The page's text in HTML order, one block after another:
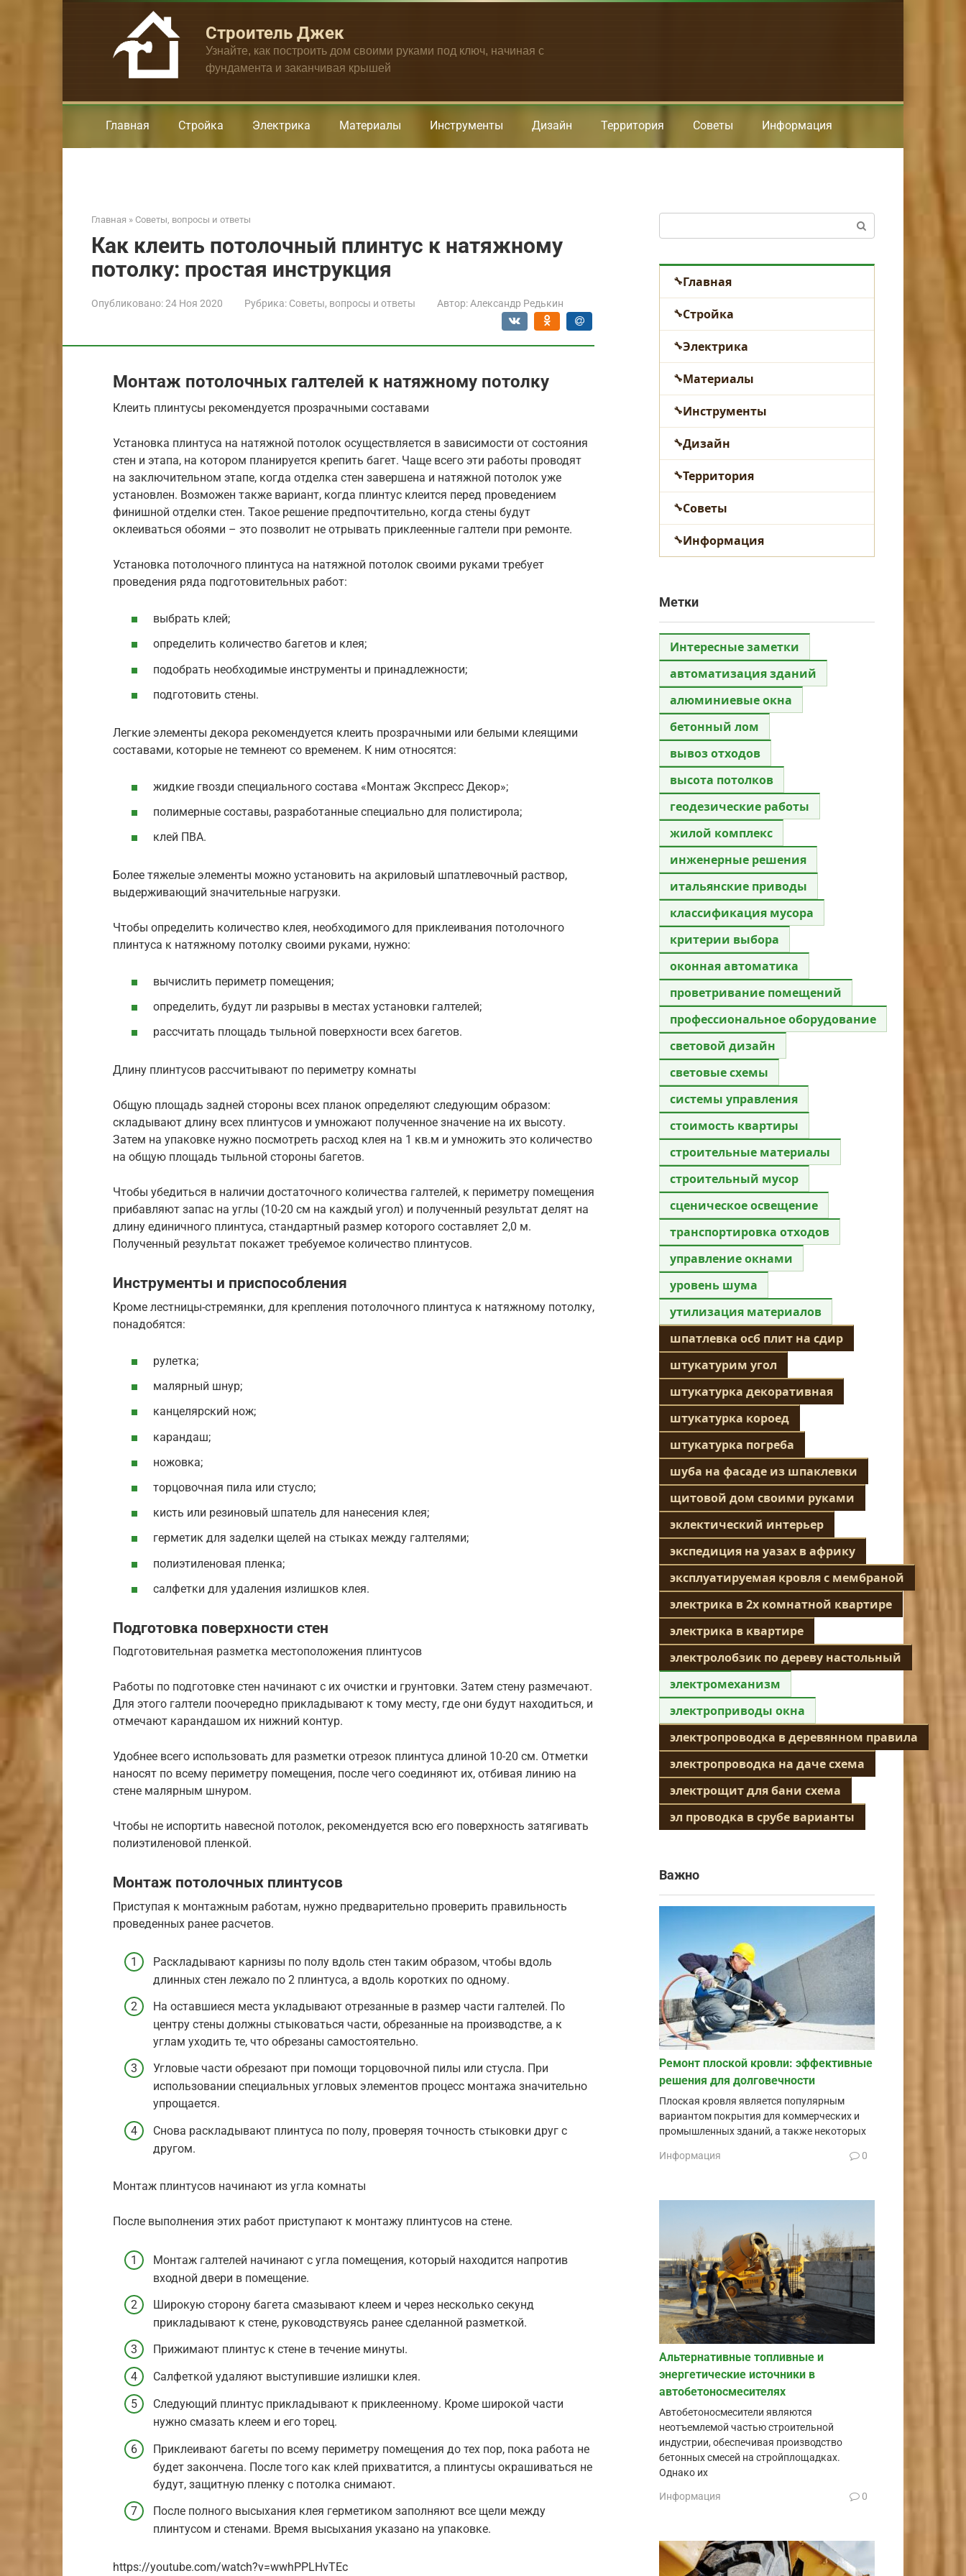
Строитель Джек
Узнайте, как построить дом своими руками под ключ, начиная с
фундамента и заканчивая крышей
Главная Стройка Электрика Материалы Инструменты Дизайн Территория Советы Информация
Главная » Советы, вопросы и ответы
Как клеить потолочный плинтус к натяжному
потолку: простая инструкция
Опубликовано:24 Ноя 2020 Рубрика: Советы, вопросы и ответы Автор: Александр Редькин
Монтаж потолочных галтелей к натяжному потолку
Клеить плинтусы рекомендуется прозрачными составами
Установка плинтуса на натяжной потолок осуществляется в зависимости от состояния
стен и этапа, на котором планируется крепить багет. Чаще всего эти работы проводят
на заключительном этапе, когда отделка стен завершена и натяжной потолок уже
установлен. Возможен также вариант, когда плинтус клеится перед проведением
финишной отделки стен. Такое решение предпочтительно, когда стены будут
оклеиваться обоями – это позволит не отрывать приклеенные галтели при ремонте.
Установка потолочного плинтуса на натяжной потолок своими руками требует
проведения ряда подготовительных работ:
выбрать клей;
определить количество багетов и клея;
подобрать необходимые инструменты и принадлежности;
подготовить стены.
Легкие элементы декора рекомендуется клеить прозрачными или белыми клеящими
составами, которые не темнеют со временем. К ним относятся:
жидкие гвозди специального состава «Монтаж Экспресс Декор»;
полимерные составы, разработанные специально для полистирола;
клей ПВА.
Более тяжелые элементы можно установить на акриловый шпатлевочный раствор,
выдерживающий значительные нагрузки.
Чтобы определить количество клея, необходимого для приклеивания потолочного
плинтуса к натяжному потолку своими руками, нужно:
вычислить периметр помещения;
определить, будут ли разрывы в местах установки галтелей;
рассчитать площадь тыльной поверхности всех багетов.
Длину плинтусов рассчитывают по периметру комнаты
Общую площадь задней стороны всех планок определяют следующим образом:
складывают длину всех плинтусов и умножают полученное значение на их высоту.
Затем на упаковке нужно посмотреть расход клея на 1 кв.м и умножить это количество
на общую площадь тыльной стороны багетов.
Чтобы убедиться в наличии достаточного количества галтелей, к периметру помещения
прибавляют запас на углы (10-20 см на каждый угол) и полученный результат делят на
длину единичного плинтуса, стандартный размер которого составляет 2,0 м.
Полученный результат покажет требуемое количество плинтусов.
Инструменты и приспособления
Кроме лестницы-стремянки, для крепления потолочного плинтуса к натяжному потолку,
понадобятся:
рулетка;
малярный шнур;
канцелярский нож;
карандаш;
ножовка;
торцовочная пила или стусло;
кисть или резиновый шпатель для нанесения клея;
герметик для заделки щелей на стыках между галтелями;
полиэтиленовая пленка;
салфетки для удаления излишков клея.
Подготовка поверхности стен
Подготовительная разметка местоположения плинтусов
Работы по подготовке стен начинают с их очистки и грунтовки. Затем стену размечают.
Для этого галтели поочередно прикладывают к тому месту, где они будут находиться, и
отмечают карандашом их нижний контур.
Удобнее всего использовать для разметки отрезок плинтуса длиной 10-20 см. Отметки
наносят по всему периметру помещения, после чего соединяют их, отбивая линию на
стене малярным шнуром.
Чтобы не испортить навесной потолок, рекомендуется всю его поверхность затягивать
полиэтиленовой пленкой.
Монтаж потолочных плинтусов
Приступая к монтажным работам, нужно предварительно проверить правильность
проведенных ранее расчетов.
Раскладывают карнизы по полу вдоль стен таким образом, чтобы вдоль
длинных стен лежало по 2 плинтуса, а вдоль коротких по одному.
На оставшиеся места укладывают отрезанные в размер части галтелей. По
центру стены должны стыковаться части, обрезанные на производстве, а к
углам уходить те, что обрезаны самостоятельно.
Угловые части обрезают при помощи торцовочной пилы или стусла. При
использовании специальных угловых элементов процесс монтажа значительно
упрощается.
Снова раскладывают плинтуса по полу, проверяя точность стыковки друг с
другом.
Монтаж плинтусов начинают из угла комнаты
После выполнения этих работ приступают к монтажу плинтусов на стене.
Монтаж галтелей начинают с угла помещения, который находится напротив
входной двери в помещение.
Широкую сторону багета смазывают клеем и через несколько секунд
прикладывают к стене, руководствуясь ранее сделанной разметкой.
Прижимают плинтус к стене в течение минуты.
Салфеткой удаляют выступившие излишки клея.
Следующий плинтус прикладывают к приклеенному. Кроме широкой части
нужно смазать клеем и его торец.
Приклеивают багеты по всему периметру помещения до тех пор, пока работа не
будет закончена. После того как клей прихватится, а плинтусы окрашиваться не
будут, защитную пленку с потолка снимают.
После полного высыхания клея герметиком заполняют все щели между
плинтусом и стенами. Время высыхания указано на упаковке.
https://youtube.com/watch?v=wwhPPLHvTEc
Главная
Стройка
Электрика
Материалы
Инструменты
Дизайн
Территория
Советы
Информация
Метки
Интересные заметки
автоматизация зданий
алюминиевые окна
бетонный лом
вывоз отходов
высота потолков
геодезические работы
жилой комплекс
инженерные решения
итальянские приводы
классификация мусора
критерии выбора
оконная автоматика
проветривание помещений
профессиональное оборудование
световой дизайн
световые схемы
системы управления
стоимость квартиры
строительные материалы
строительный мусор
сценическое освещение
транспортировка отходов
управление окнами
уровень шума
утилизация материалов
шпатлевка осб плит на сдир
штукатурим угол
штукатурка декоративная
штукатурка короед
штукатурка погреба
шуба на фасаде из шпаклевки
щитовой дом своими руками
эклектический интерьер
экспедиция на уазах в африку
эксплуатируемая кровля с мембраной
электрика в 2х комнатной квартире
электрика в квартире
электролобзик по дереву настольный
электромеханизм
электроприводы окна
электропроводка в деревянном правила
электропроводка на даче схема
электрощит для бани схема
эл проводка в срубе варианты
Важно
Ремонт плоской кровли: эффективные
решения для долговечности
Плоская кровля является популярным
вариантом покрытия для коммерческих и
промышленных зданий, а также некоторых
Информация 0
Альтернативные топливные и
энергетические источники в
автобетоносмесителях
Автобетоносмесители являются
неотъемлемой частью строительной
индустрии, обеспечивая производство
бетонных смесей на стройплощадках.
Однако их
Информация 0